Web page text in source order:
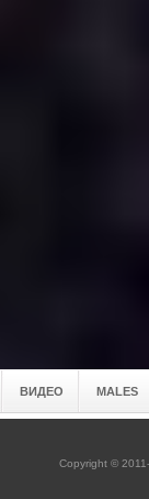
ВИДЕО MALES
Copyright ©